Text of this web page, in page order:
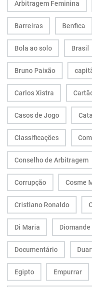
Arbitragem Feminina
Barreiras Benfica
Bola ao solo Brasil
Bruno Paixão
Carlos Xistra
Casos de Jogo
Classificações
Conselho de Arbitragem
Corrupção Cosme
Cristiano Ronaldo
Di Maria Diomande
Documentário
Egipto Empurrar